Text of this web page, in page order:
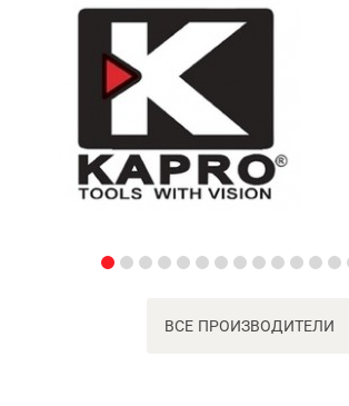
ВСЕ ПРОИЗВОДИТЕЛИ